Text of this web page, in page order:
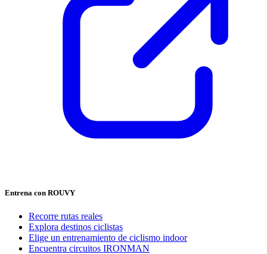
Entrena con ROUVY
Recorre rutas reales
Explora destinos ciclistas
Elige un entrenamiento de ciclismo indoor
Encuentra circuitos IRONMAN